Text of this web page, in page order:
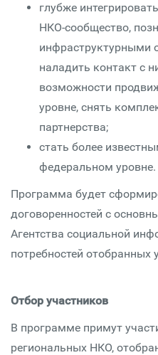
глубже
НКО-сообщество,
инфраструктурными
наладить контакт с
возможности
уровне, снять
партнерства;
стать более
федеральном уровне.
Программа будет
договоренностей с
Агентства социальной
потребностей отобранных
Отбор участников
В программе примут
региональных НКО,